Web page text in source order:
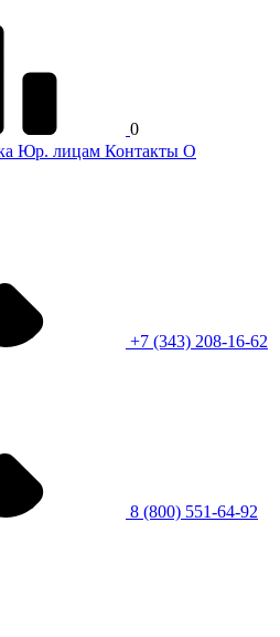
0
Юр. лицам Контакты О
+7 (343) 208-16-62
8 (800) 551-64-92